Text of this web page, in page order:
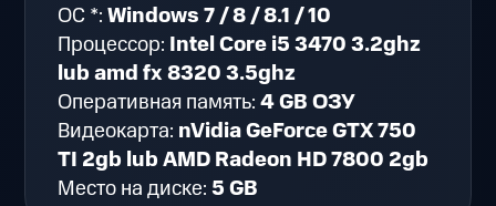
ОС *:Windows 7 / 8 / 8.1 / 10
Процессор: Intel Core i5 3470 3.2ghz
lub amd fx 8320 3.5ghz
Оперативная память:4 GB ОЗУ
Видеокарта: nVidia GeForce GTX 750
TI 2gb lub AMD Radeon HD 7800 2gb
Место на диске:5 GB